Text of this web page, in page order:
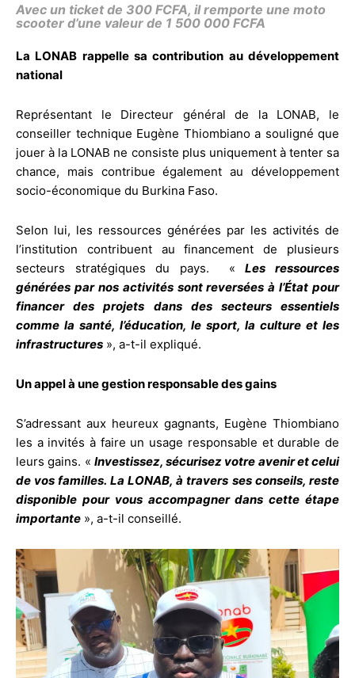
Avec un ticket de 300 FCFA, il remporte une moto
scooter d’une valeur de 1 500 000 FCFA
La LONAB rappelle sa contribution au développement
national
Représentant le Directeur général de la LONAB, le
conseiller technique Eugène Thiombiano a souligné que
jouer à la LONAB ne consiste plus uniquement à tenter sa
chance, mais contribue également au développement
socio-économique du Burkina Faso.
Selon lui, les ressources générées par les activités de
l’institution contribuent au financement de plusieurs
secteurs stratégiques du pays.
«Les ressources
générées par nos activités sont reversées à l’État pour
financer des projets dans des secteurs essentiels
comme la santé, l’éducation, le sport, la culture et les
infrastructures », a-t-il expliqué.
Un appel à une gestion responsable des gains
S’adressant aux heureux gagnants, Eugène Thiombiano
les a invités à faire un usage responsable et durable de
leurs gains. « Investissez, sécurisez votre avenir et celui
de vos familles. La LONAB, à travers ses conseils, reste
disponible pour vous accompagner dans cette étape
importante », a-t-il conseillé.